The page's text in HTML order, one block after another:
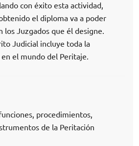
con éxito esta actividad,
el diploma va a poder
los Juzgados que él designe.
Judicial incluye toda la
el mundo del Peritaje.
procedimientos,
de la Peritación